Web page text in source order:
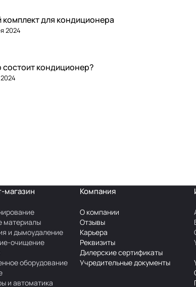
комплект для кондиционера
2024
состоит кондиционер?
магазин
материалы
и дымоудаление
очищение
оборудование
и автоматика
Компания
О компании
Отзывы
Карьера
Реквизиты
Дилерские сертификаты
Учредительные документы